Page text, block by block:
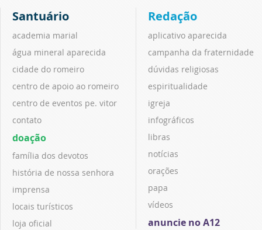
Santuário
academia marial
água mineral aparecida
cidade do romeiro
centro de apoio ao romeiro
centro de eventos pe. vitor
contato
doação
família dos devotos
história de nossa senhora
imprensa
locais turísticos
loja oficial
Redação
aplicativo aparecida
campanha da fraternidade
dúvidas religiosas
espiritualidade
igreja
infográficos
libras
notícias
orações
papa
vídeos
anuncie no A12